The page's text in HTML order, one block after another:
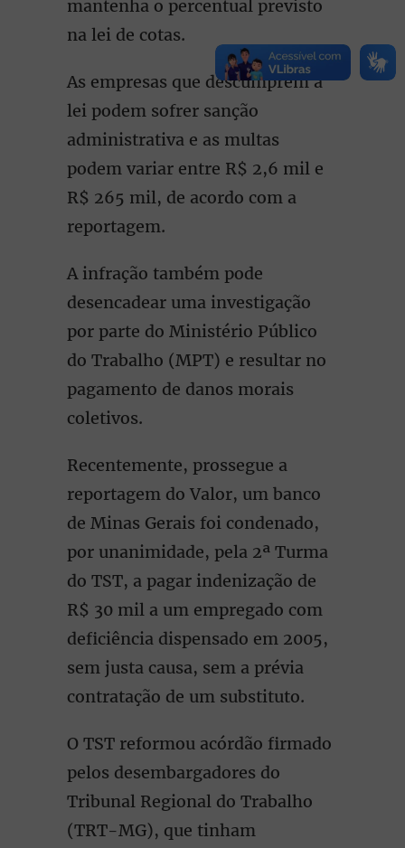
mantenha o percentual previsto
na lei de cotas.
As empresas que descumprem a
lei podem sofrer sanção
administrativa e as multas
podem variar entre R$ 2,6 mil e
R$ 265 mil, de acordo com a
reportagem.
A infração também pode
desencadear uma investigação
por parte do Ministério Público
do Trabalho (MPT) e resultar no
pagamento de danos morais
coletivos.
Recentemente, prossegue a
reportagem do Valor, um banco
de Minas Gerais foi condenado,
por unanimidade, pela 2ª Turma
do TST, a pagar indenização de
R$ 30 mil a um empregado com
deficiência dispensado em 2005,
sem justa causa, sem a prévia
contratação de um substituto.
O TST reformou acórdão firmado
pelos desembargadores do
Tribunal Regional do Trabalho
(TRT-MG), que tinham